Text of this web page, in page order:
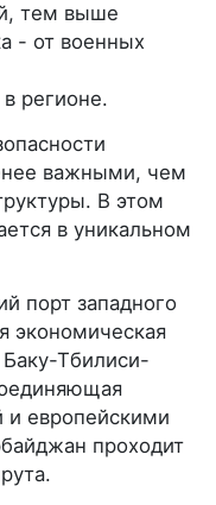
тем выше
- от военных
регионе.
важными, чем
В этом
в уникальном
порт западного
экономическая
Баку-Тбилиси-
европейскими
проходит